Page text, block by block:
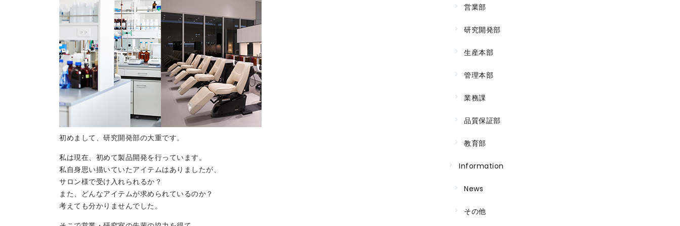
初めまして、研究開発部の大重です。
私は現在、初めて製品開発を行っています。
私自身思い描いていたアイテムはありましたが、
サロン様で受け入れられるか？
また、どんなアイテムが求められているのか？
考えても分かりませんでした。
営業部
研究開発部
生産本部
管理本部
業務課
品質保証部
教育部
Information
News
その他